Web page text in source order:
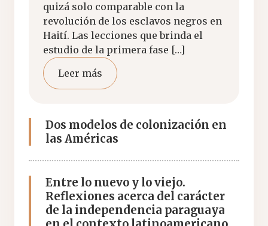
quizá solo comparable con la
revolución de los esclavos negros en
Haití. Las lecciones que brinda el
estudio de la primera fase […]
Leer más
Dos modelos de colonización en
las Américas
Entre lo nuevo y lo viejo.
Reflexiones acerca del carácter
de la independencia paraguaya